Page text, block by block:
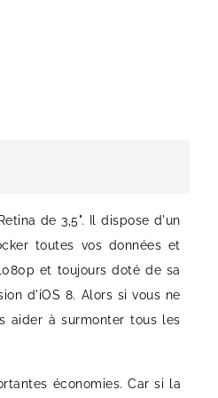
de 3,5". Il dispose d'un
toutes vos données et
et toujours doté de sa
d'iOS 8. Alors si vous ne
aider à surmonter tous les
économies. Car si la